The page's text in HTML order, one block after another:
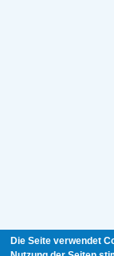
Die Seite verwendet